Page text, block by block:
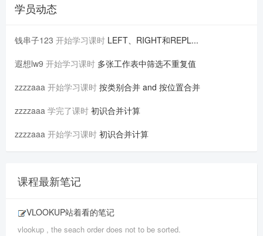
学员动态
钱串子123 开始学习课时 LEFT、RIGHT和REPL...
遐想lw9 开始学习课时 多张工作表中筛选不重复值
zzzzaaa 开始学习课时 按类别合并 and 按位置合并
zzzzaaa 学完了课时 初识合并计算
zzzzaaa 开始学习课时 初识合并计算
课程最新笔记
VLOOKUP站着看的笔记
vlookup , the seach order does not to be sorted.